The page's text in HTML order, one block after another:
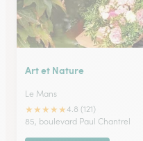
Art et Nature
Le Mans
★★★★★4.8 (121)
85, boulevard Paul Chantrel